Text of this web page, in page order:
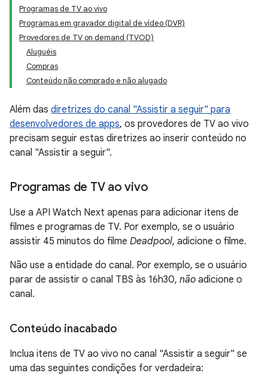
Programas de TV ao vivo
Programas em gravador digital de vídeo (DVR)
Provedores de TV on demand (TVOD)
Aluguéis
Compras
Conteúdo não comprado e não alugado
Além das diretrizes do canal "Assistir a seguir" para
desenvolvedores de apps, os provedores de TV ao vivo
precisam seguir estas diretrizes ao inserir conteúdo no
canal "Assistir a seguir".
Programas de TV ao vivo
Use a API Watch Next apenas para adicionar itens de
filmes e programas de TV. Por exemplo, se o usuário
assistir 45 minutos do filme Deadpool, adicione o filme.
Não use a entidade do canal. Por exemplo, se o usuário
parar de assistir o canal TBS às 16h30, não adicione o
canal.
Conteúdo inacabado
Inclua itens de TV ao vivo no canal "Assistir a seguir" se
uma das seguintes condições for verdadeira: